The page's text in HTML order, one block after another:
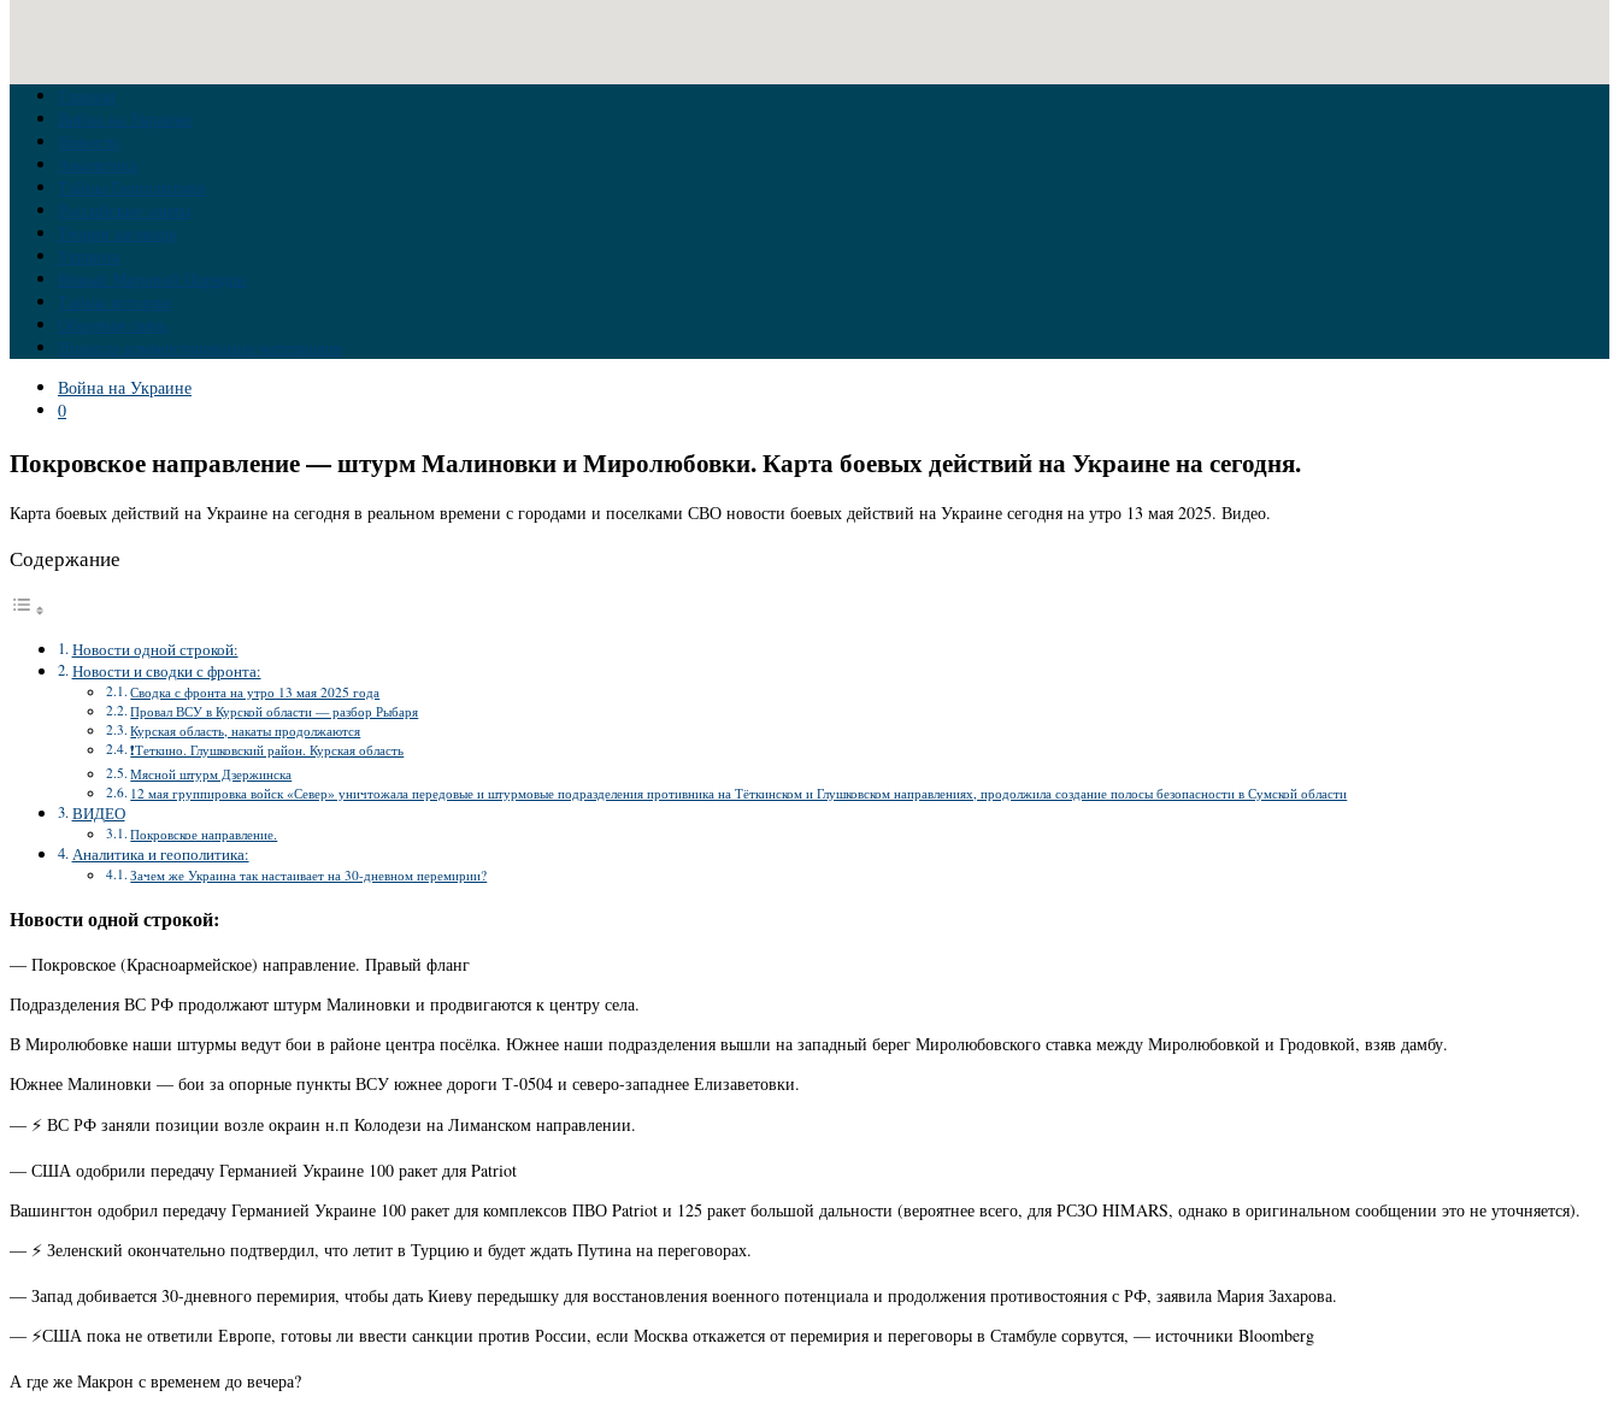
Главная
Война на Украине
Новости
Аналитика
Тайны Геополитики
Российские элиты
Теория заговора
Украина
Новый Мировой Порядок
Тайны истории
Обратная связь
Правила комментирования материалов
Война на Украине
0
Покровское направление — штурм Малиновки и Миролюбовки. Карта боевых действий на Украине на сегодня.
Карта боевых действий на Украине на сегодня в реальном времени с городами и поселками СВО новости боевых действий на Украине сегодня на утро 13 мая 2025. Видео.
Содержание
Новости одной строкой:
Новости и сводки с фронта:
Сводка с фронта на утро 13 мая 2025 года
Провал ВСУ в Курской области — разбор Рыбаря
Курская область, накаты продолжаются
❗️Теткино. Глушковский район. Курская область
Мясной штурм Дзержинска
12 мая группировка войск «Север» уничтожала передовые и штурмовые подразделения противника на Тёткинском и Глушковском направлениях, продолжила создание полосы безопасности в Сумской области
ВИДЕО
Покровское направление.
Аналитика и геополитика:
Зачем же Украина так настаивает на 30-дневном перемирии?
Новости одной строкой:
— Покровское (Красноармейское) направление. Правый фланг
Подразделения ВС РФ продолжают штурм Малиновки и продвигаются к центру села.
В Миролюбовке наши штурмы ведут бои в районе центра посёлка. Южнее наши подразделения вышли на западный берег Миролюбовского ставка между Миролюбовкой и Гродовкой, взяв дамбу.
Южнее Малиновки — бои за опорные пункты ВСУ южнее дороги Т-0504 и северо-западнее Елизаветовки.
— ⚡️ ВС РФ заняли позиции возле окраин н.п Колодези на Лиманском направлении.
— США одобрили передачу Германией Украине 100 ракет для Patriot
Вашингтон одобрил передачу Германией Украине 100 ракет для комплексов ПВО Patriot и 125 ракет большой дальности (вероятнее всего, для РСЗО HIMARS, однако в оригинальном сообщении это не уточняется).
— ⚡️ Зеленский окончательно подтвердил, что летит в Турцию и будет ждать Путина на переговорах.
— Запад добивается 30-дневного перемирия, чтобы дать Киеву передышку для восстановления военного потенциала и продолжения противостояния с РФ, заявила Мария Захарова.
— ⚡️США пока не ответили Европе, готовы ли ввести санкции против России, если Москва откажется от перемирия и переговоры в Стамбуле сорвутся, — источники Bloomberg
А где же Макрон с временем до вечера?